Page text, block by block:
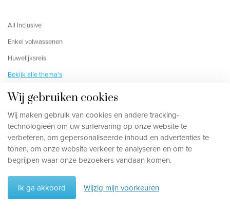
Wij gebruiken cookies
Wij maken gebruik van cookies en andere tracking-
technologieën om uw surfervaring op onze website te
verbeteren, om gepersonaliseerde inhoud en advertenties te
tonen, om onze website verkeer te analyseren en om te
begrijpen waar onze bezoekers vandaan komen.
Ik ga akkoord Wijzig mijn voorkeuren
All Inclusive
Enkel volwassenen
Huwelijksreis
Bekijk alle thema's
Blijf op de hoogte